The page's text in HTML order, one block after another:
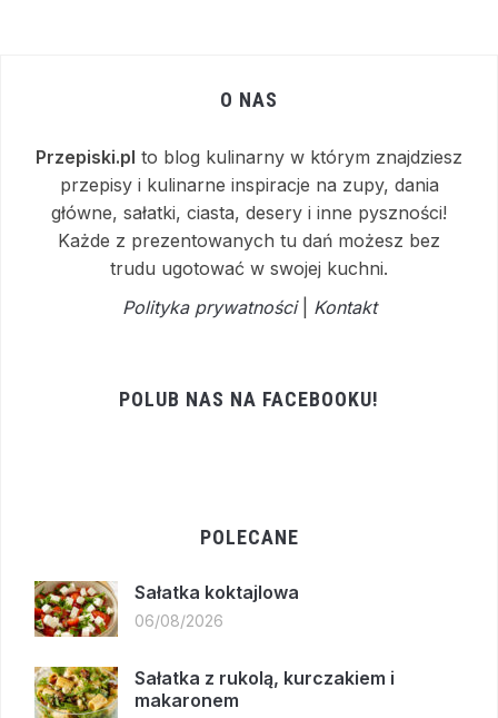
O NAS
Przepiski.pl to blog kulinarny w którym znajdziesz
przepisy i kulinarne inspiracje na zupy, dania
główne, sałatki, ciasta, desery i inne pyszności!
Każde z prezentowanych tu dań możesz bez
trudu ugotować w swojej kuchni.
Polityka prywatności| Kontakt
POLUB NAS NA FACEBOOKU!
POLECANE
Sałatka koktajlowa
06/08/2026
Sałatka z rukolą, kurczakiem i
makaronem